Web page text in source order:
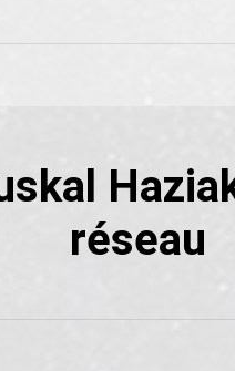
réseau